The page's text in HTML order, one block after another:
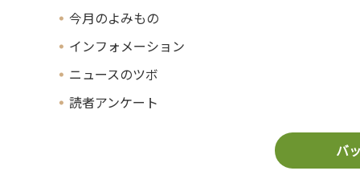
今月のよみもの
インフォメーション
ニュースのツボ
読者アンケート
バ